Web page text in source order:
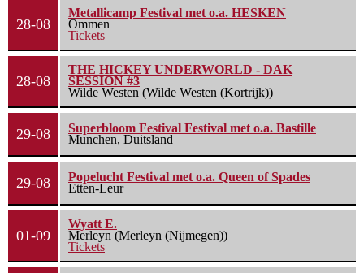
28-08
Metallicamp Festival met o.a. HESKEN
Ommen
Tickets
28-08
THE HICKEY UNDERWORLD - DAK
SESSION #3
Wilde Westen (Wilde Westen (Kortrijk))
29-08
Superbloom Festival Festival met o.a. Bastille
Munchen, Duitsland
29-08
Popelucht Festival met o.a. Queen of Spades
Etten-Leur
01-09
Wyatt E.
Merleyn (Merleyn (Nijmegen))
Tickets